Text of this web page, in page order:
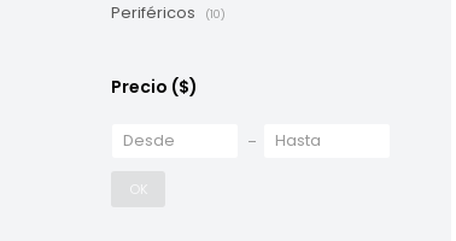
Periféricos (10)
Precio ($)
OK